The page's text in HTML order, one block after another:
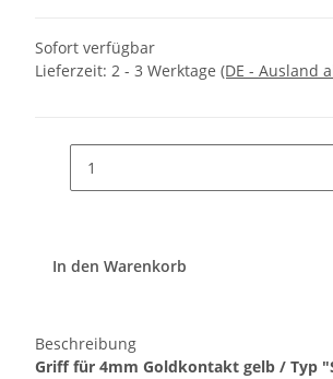
Sofort verfügbar
Lieferzeit: 2 - 3 Werktage (DE - Ausland
In den Warenkorb
Beschreibung
Griff für 4mm Goldkontakt gelb / Typ